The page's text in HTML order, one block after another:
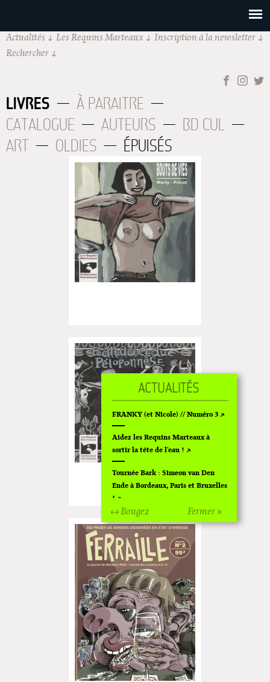
Actualités Les Requins Marteaux
Inscription à la newsletter
Rechercher
LIVRES
À PARAITRE
CATALOGUE
AUTEURS
BD CUL
ART
OLDIES ÉPUISÉS
Fermer ×
↔ Bougez
FRANKY (et Nicole) // Numéro 3
Aidez les Requins Marteaux à
sortir la tête de l'eau !
Tournée Bark : Simeon van Den
Ende à Bordeaux, Paris et Bruxelles
!
Off Of Off d'Angoulême 2024
Superette de noël à Pola
L'exposition de Fungirl à
Montpellier !
Lancements de "Ras le bol" de
Cardon
Exposition "Fungirl : Funeral
Home" à Colomiers
Tournée "Vulva Viking" : Elizabeth